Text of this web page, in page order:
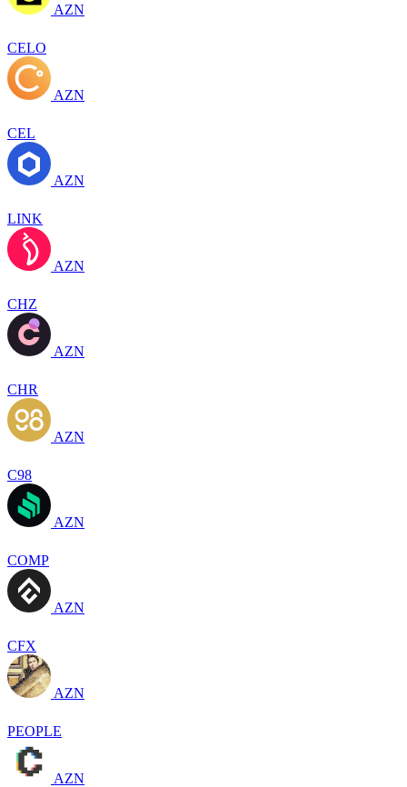
AZN
CELO
AZN
CEL
AZN
LINK
AZN
CHZ
AZN
CHR
AZN
C98
AZN
COMP
AZN
CFX
AZN
PEOPLE
AZN